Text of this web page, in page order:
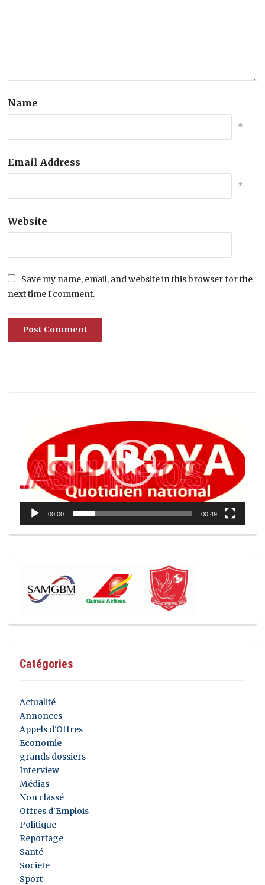
Name
*
Email Address
*
Website
Save my name, email, and website in this browser for the
next time I comment.
00:00 00:49
Catégories
Actualité
Annonces
Appels d'Offres
Economie
grands dossiers
Interview
Médias
Non classé
Offres d'Emplois
Politique
Reportage
Santé
Societe
Sport